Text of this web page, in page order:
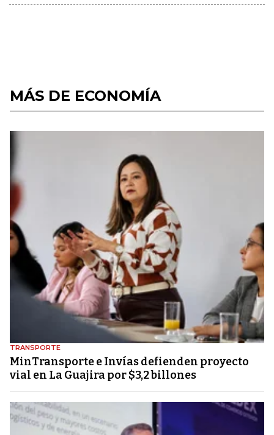
MÁS DE ECONOMÍA
TRANSPORTE
MinTransporte e Invías defienden proyecto
vial en La Guajira por $3,2 billones